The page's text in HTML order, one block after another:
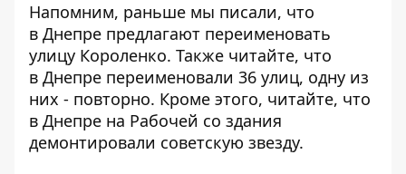
Напомним, раньше мы писали, что
в Днепре предлагают переименовать
улицу Короленко. Также читайте, что
в Днепре переименовали 36 улиц, одну из
них - повторно. Кроме этого, читайте, что
в Днепре на Рабочей со здания
демонтировали советскую звезду.